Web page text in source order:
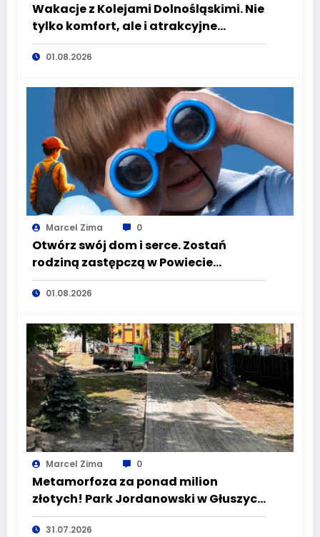
Wakacje z Kolejami Dolnośląskimi. Nie
tylko komfort, ale i atrakcyjne
kierunki
01.08.2026
Marcel Zima 0
Otwórz swój dom i serce. Zostań
rodziną zastępczą w Powiecie
Wałbrzyskim
01.08.2026
Marcel Zima 0
Metamorfoza za ponad milion
złotych! Park Jordanowski w Głuszycy
zmienia oblicze
31.07.2026